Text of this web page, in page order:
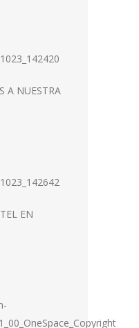
A NUESTRA
EN